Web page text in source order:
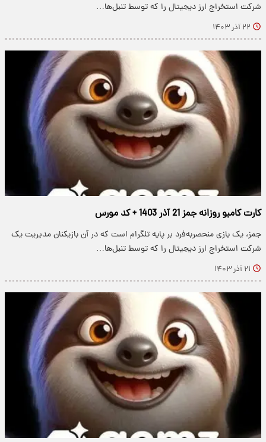
شرکت استخراج ارز دیجیتال را که توسط تنبل‌ها…
۲۲ آذر ۱۴۰۳
کارت کامبو روزانه جمز 21 آذر 1403 + کد مورس
جمز، یک بازی منحصربه‌فرد بر پایه تلگرام است که در آن بازیکنان مدیریت یک
شرکت استخراج ارز دیجیتال را که توسط تنبل‌ها…
۲۱ آذر ۱۴۰۳